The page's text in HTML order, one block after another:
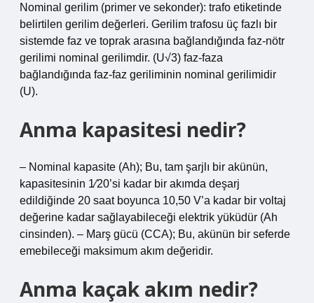
Nominal gerilim (primer ve sekonder): trafo etiketinde
belirtilen gerilim değerleri. Gerilim trafosu üç fazlı bir
sistemde faz ve toprak arasına bağlandığında faz-nötr
gerilimi nominal gerilimdir. (U√3) faz-faza
bağlandığında faz-faz geriliminin nominal gerilimidir
(U).
Anma kapasitesi nedir?
– Nominal kapasite (Ah); Bu, tam şarjlı bir akünün,
kapasitesinin 1⁄20’si kadar bir akımda deşarj
edildiğinde 20 saat boyunca 10,50 V’a kadar bir voltaj
değerine kadar sağlayabileceği elektrik yüküdür (Ah
cinsinden). – Marş gücü (CCA); Bu, akünün bir seferde
emebileceği maksimum akım değeridir.
Anma kaçak akım nedir?